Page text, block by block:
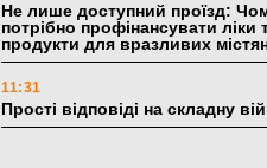
Не лише доступний проїзд:
потрібно профінансувати ліки
продукти для вразливих
11:31
Прості відповіді на складну